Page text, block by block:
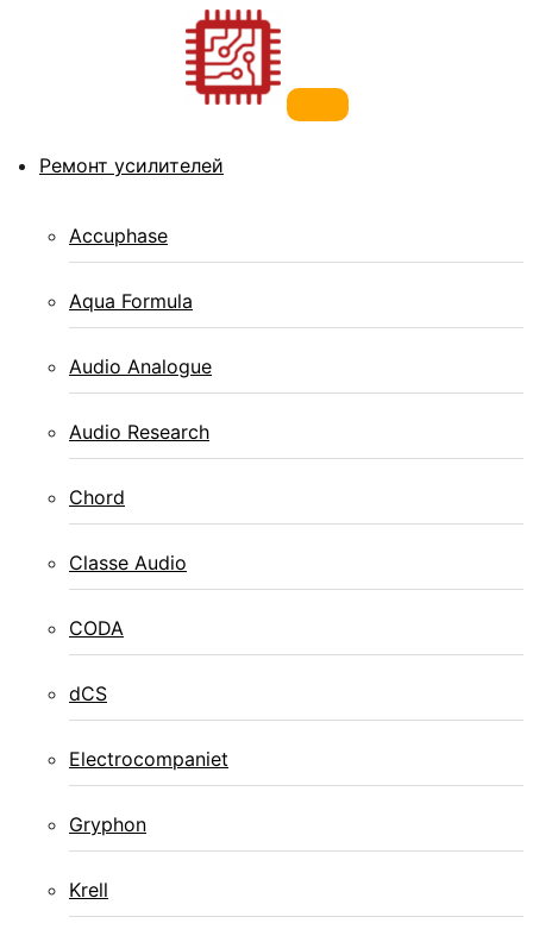
Ремонт телефонов, ноутбуков,
усилителей
усилителей звука в Санкт-Петербурге.
Ремонт усилителей
Accuphase
Aqua Formula
Audio Analogue
Audio Research
Chord
Classe Audio
CODA
dCS
Electrocompaniet
Gryphon
Krell